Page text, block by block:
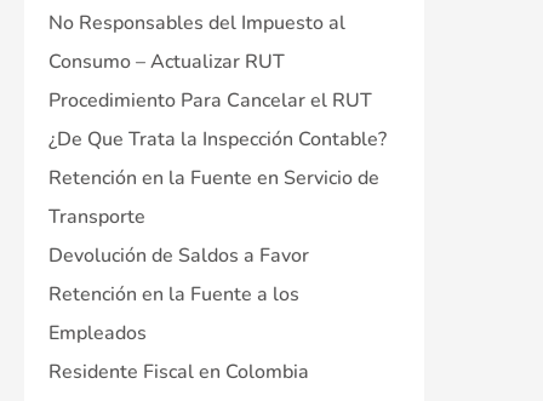
No Responsables del Impuesto al
Consumo – Actualizar RUT
Procedimiento Para Cancelar el RUT
¿De Que Trata la Inspección Contable?
Retención en la Fuente en Servicio de
Transporte
Devolución de Saldos a Favor
Retención en la Fuente a los
Empleados
Residente Fiscal en Colombia